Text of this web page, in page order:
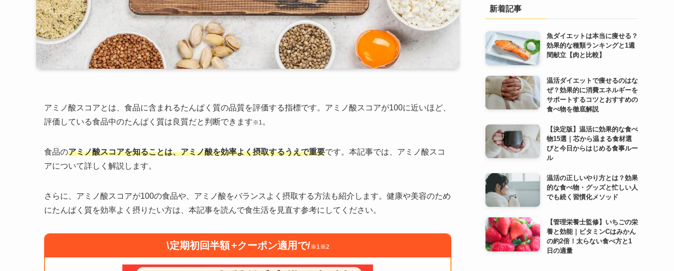
アミノ酸スコアとは、食品に含まれるたんぱく質の品質を評価する指標です。アミノ酸スコアが100に近いほど、
評価している食品中のたんぱく質は良質だと判断できます※1 。
食品のアミノ酸スコアを知ることは、アミノ酸を効率よく摂取するうえで重要です。本記事では、アミノ酸スコ
アについて詳しく解説します。
さらに、アミノ酸スコアが100の食品や、アミノ酸をバランスよく摂取する方法も紹介します。健康や美容のため
にたんぱく質を効率よく摂りたい方は、本記事を読んで食生活を見直す参考にしてください。
\定期初回半額+クーポン適用で/※1※2
新着記事
魚ダイエットは本当に痩せる？
効果的な種類ランキングと1週
間献立【肉と比較】
温活ダイエットで痩せるのはな
ぜ？効果的に消費エネルギーを
サポートするコツとおすすめの
食べ物を徹底解説
【決定版】温活に効果的な食べ
物15選｜芯から温まる食材選
びと今日からはじめる食事ルー
ル
温活の正しいやり方とは？効果
的な食べ物・グッズと忙しい人
でも続く習慣化メソッド
【管理栄養士監修】いちごの栄
養と効能｜ビタミンCはみかん
の約2倍！太らない食べ方と1
日の適量